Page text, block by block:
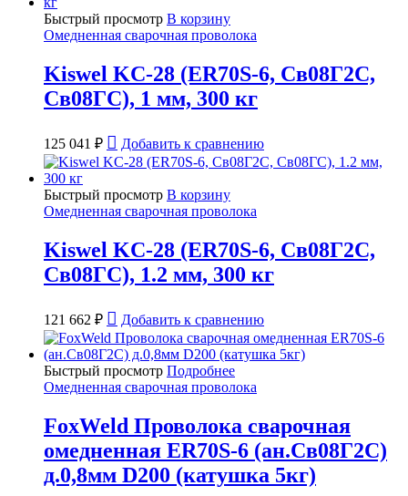
Быстрый просмотр В корзину
Омедненная сварочная проволока
Kiswel KC-28 (ER70S-6, Св08Г2С,
Св08ГС), 1 мм, 300 кг
125 041 ₽ Добавить к сравнению
Быстрый просмотр В корзину
Омедненная сварочная проволока
Kiswel KC-28 (ER70S-6, Св08Г2С,
Св08ГС), 1.2 мм, 300 кг
121 662 ₽ Добавить к сравнению
Быстрый просмотр Подробнее
Омедненная сварочная проволока
FoxWeld Проволока сварочная
омедненная ER70S-6 (ан.Св08Г2С)
д.0,8мм D200 (катушка 5кг)